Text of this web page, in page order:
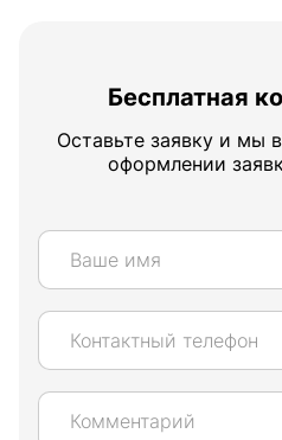
Бесплатная
Оставьте заявку и мы
оформлении